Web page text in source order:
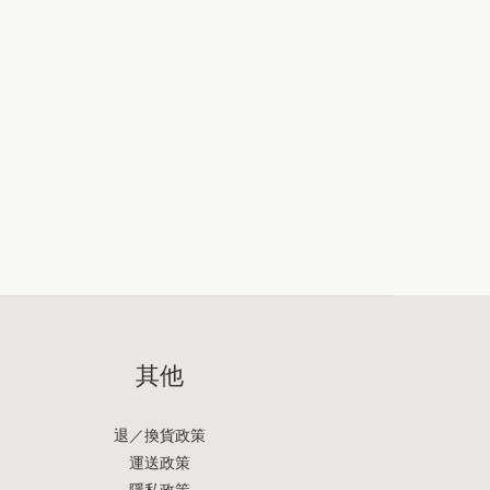
其他
退／換貨政策
運送政策